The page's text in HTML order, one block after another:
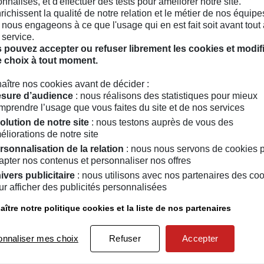
1977) a étudié les Beaux-Arts à l’Université du Pays
peuvent également vous
2b company : Partition(s)
le
David
la qualité de notre relation et le métier de nos
nous engageons à ce que l'usage qui en est fait soit avant tout
pouvez accepter ou refuser librement les cookies et
choix à tout moment.
nos cookies avant de décider :
d’audience : nous réalisons des statistiques pour mieux
l’usage que vous faites du site et de nos services
de notre site : nous testons auprès de vous des
de notre site
de la relation : nous nous servons de cookies
nos contenus et personnaliser nos offres
publicitaire : nous utilisons avec nos partenaires des
afficher des publicités personnalisées
notre politique cookies et la liste de nos partenaires
mes choix Refuser Accepter